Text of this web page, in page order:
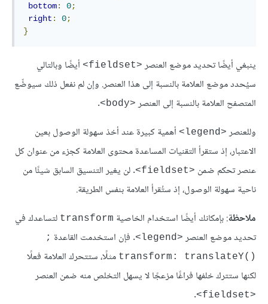
bottom: 0;
right : 0;
}
ينبغي أيضًا تحديد موضع العنصر <fieldset>
أيضًا وبالتالي
سيُحدد موضع العلامة بالنسبة إلى هذا العنصر. وإن لم نفعل ذلك سيوضِّع
المتصفح العلامة بالنسبة إلى العنصر <body>
.
وللعنصر <legend>
أهمية كبيرة عند أخذ سهولة الوصول بعين
الاعتبار، إذ ستقرأ التقنيات المساعدة محتوى العلامة كجزء من عنوان كل
عنصر تحكم ضمن <fieldset>
. لن يغير التنسيق السابق شيئًا من
ناحية سهولة الوصول، إذ ستُقرأ العلامة بنفس الطريقة.
ملاحظة: بإمكانك أيضًا استخدام الخاصية transform لتساعدك في
تحديد موضع العنصر <legend> . فإن استخدمت القاعدة ;
()transform: translateY
مثلًا، ستتحرك العلامة فعلًا
لكنها ستترك خلفها فراغًا مزعجًا لا يسهل التخلص منه ضمن العنصر
<fieldset>
.